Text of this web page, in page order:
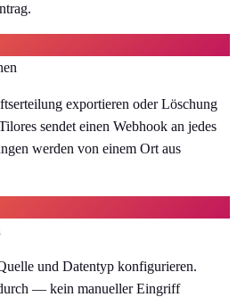
exportieren oder Löschung
sendet einen Webhook an jedes
werden von einem Ort aus
und Datentyp konfigurieren.
— kein manueller Eingriff